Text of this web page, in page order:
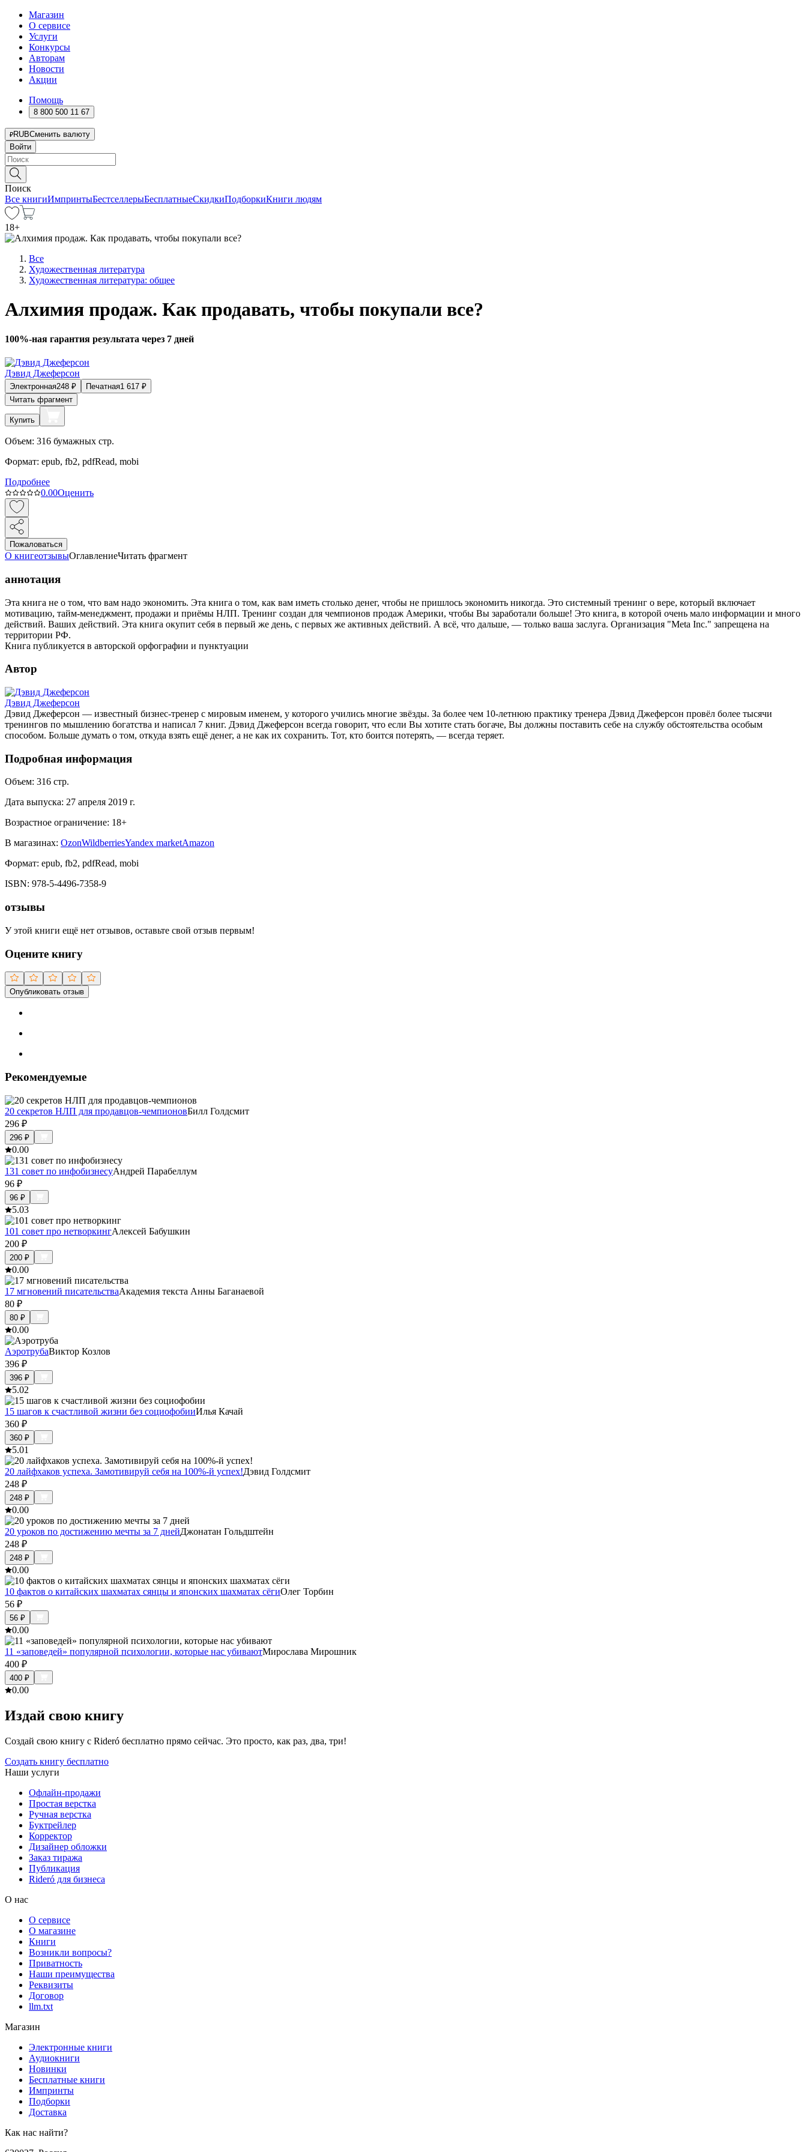
Магазин
О сервисе
Услуги
Конкурсы
Авторам
Новости
Акции
Помощь
8 800 500 11 67
RUBСменить валюту
Войти
Поиск
Все книгиИмпринтыБестселлерыБесплатныеСкидкиПодборкиКниги людям
18+
Все
Художественная литература
Художественная литература: общее
Алхимия продаж. Как продавать, чтобы покупали все?
100%-ная гарантия результата через 7 дней
Дэвид Джеферсон
Электронная248 ₽ Печатная1 617 ₽
Читать фрагмент
Купить
Объем: 316 бумажных стр.
Формат: epub, fb2, pdfRead, mobi
Подробнее
0.00Оценить
Пожаловаться
О книгеотзывыОглавлениеЧитать фрагмент
аннотация
Эта книга не о том, что вам надо экономить. Эта книга о том, как вам иметь столько денег, чтобы не пришлось экономить никогда. Это системный тренинг о вере, который включает
мотивацию, тайм-менеджмент, продажи и приёмы НЛП. Тренинг создан для чемпионов продаж Америки, чтобы Вы заработали больше! Это книга, в которой очень мало информации и много
действий. Ваших действий. Эта книга окупит себя в первый же день, с первых же активных действий. А всё, что дальше, — только ваша заслуга. Организация "Meta Inc." запрещена на
территории РФ.
Книга публикуется в авторской орфографии и пунктуации
Автор
Дэвид Джеферсон
Дэвид Джеферсон — известный бизнес-тренер с мировым именем, у которого учились многие звёзды. За более чем 10-летнюю практику тренера Дэвид Джеферсон провёл более тысячи
тренингов по мышлению богатства и написал 7 книг. Дэвид Джеферсон всегда говорит, что если Вы хотите стать богаче, Вы должны поставить себе на службу обстоятельства особым
способом. Больше думать о том, откуда взять ещё денег, а не как их сохранить. Тот, кто боится потерять, — всегда теряет.
Подробная информация
Объем: 316 стр.
Дата выпуска: 27 апреля 2019 г.
Возрастное ограничение: 18+
В магазинах: OzonWildberriesYandex marketAmazon
Формат: epub, fb2, pdfRead, mobi
ISBN: 978-5-4496-7358-9
отзывы
У этой книги ещё нет отзывов, оставьте свой отзыв первым!
Оцените книгу
Опубликовать отзыв
Рекомендуемые
20 секретов НЛП для продавцов-чемпионовБилл Голдсмит
296 ₽
296 ₽
0.00
131 совет по инфобизнесуАндрей Парабеллум
96 ₽
96 ₽
5.03
101 совет про нетворкингАлексей Бабушкин
200 ₽
200 ₽
0.00
17 мгновений писательстваАкадемия текста Анны Баганаевой
80 ₽
80 ₽
0.00
АэротрубаВиктор Козлов
396 ₽
396 ₽
5.02
15 шагов к счастливой жизни без социофобииИлья Качай
360 ₽
360 ₽
5.01
20 лайфхаков успеха. Замотивируй себя на 100%-й успех!Дэвид Голдсмит
248 ₽
248 ₽
0.00
20 уроков по достижению мечты за 7 днейДжонатан Гольдштейн
248 ₽
248 ₽
0.00
10 фактов о китайских шахматах сянцы и японских шахматах сёгиОлег Торбин
56 ₽
56 ₽
0.00
11 «заповедей» популярной психологии, которые нас убиваютМирослава Мирошник
400 ₽
400 ₽
0.00
Издай свою книгу
Создай свою книгу с Rideró бесплатно прямо сейчас. Это просто, как раз, два, три!
Создать книгу бесплатно
Наши услуги
Офлайн-продажи
Простая верстка
Ручная верстка
Буктрейлер
Корректор
Дизайнер обложки
Заказ тиража
Публикация
Rideró для бизнеса
О нас
О сервисе
О магазине
Книги
Возникли вопросы?
Приватность
Наши преимущества
Реквизиты
Договор
llm.txt
Магазин
Электронные книги
Аудиокниги
Новинки
Бесплатные книги
Импринты
Подборки
Доставка
Как нас найти?